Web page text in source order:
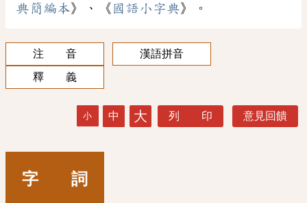
典簡編本》、《 國語小字典》。
注 音
漢語拼音
釋 義
小 中 大 列 印 意見回饋
字 詞